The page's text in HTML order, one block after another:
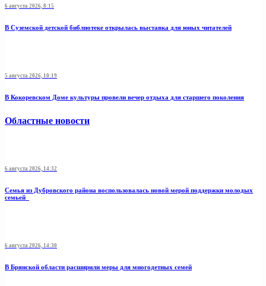
6 августа 2026, 8:15
В Суземской детской библиотеке открылась выставка для юных читателей
5 августа 2026, 10:19
В Кокоревском Доме культуры провели вечер отдыха для старшего поколения
Областные новости
6 августа 2026, 14:32
Семья из Дубровского района воспользовалась новой мерой поддержки молодых
семьей
6 августа 2026, 14:30
В Брянской области расширили меры для многодетных семей